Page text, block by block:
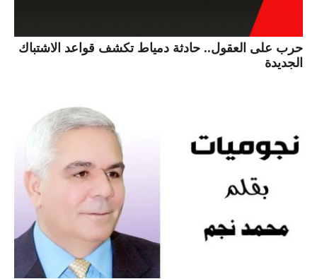
حرب على العقول.. حادثة دمياط تكشف قواعد الاشتباك
الجديدة